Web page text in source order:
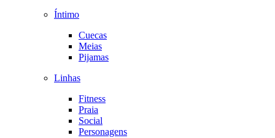
Íntimo
Cuecas
Meias
Pijamas
Linhas
Fitness
Praia
Social
Personagens